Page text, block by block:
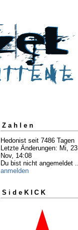
Zahlen
Hedonist seit 7486 Tagen
Letzte Änderungen: Mi, 23.
Nov, 14:08
Du bist nicht angemeldet ...
anmelden
SideKICK